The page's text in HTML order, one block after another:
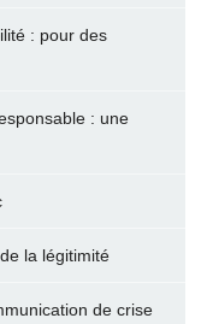
: pour des
: une
la légitimité
de crise